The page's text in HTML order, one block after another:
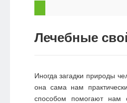
Лечебные
Иногда загадки природы
она сама нам
способом помогают нам